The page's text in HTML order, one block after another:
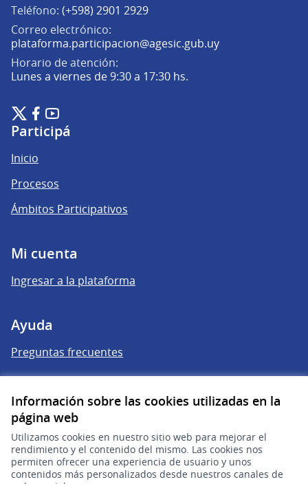
Información sobre las cookies utilizadas en la
página web
Utilizamos cookies en nuestro sitio web para mejorar el
rendimiento y el contenido del mismo. Las cookies nos
permiten ofrecer una experiencia de usuario y unos
contenidos más personalizados desde nuestros canales de
Teléfono: (+598) 2901 2929
Correo electrónico:
plataforma.participacion@agesic.gub.uy(Abrir en una
Horario de atención:
Lunes a viernes de 9:30 a 17:30 hs.
Plataforma de Participación Ciudadana Digital en X
(Enlace externo)
Plataforma de Participación Ciudadana Digital en Facebook
(Enlace externo)
Plataforma de Participación Ciudadana Digital en
(Enlace externo)
Participá
Inicio
Procesos
Ámbitos Participativos
Mi cuenta
Ingresar a la plataforma
Ayuda
Preguntas frecuentes
Enlaces
Actividad
Encuentros
Descargar ficheros de datos abiertos